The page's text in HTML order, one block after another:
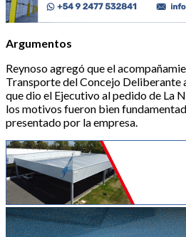
Argumentos
Reynoso agregó que el
Transporte del Concejo Deliberante
que dio el Ejecutivo al pedido de La
los motivos fueron bien
presentado por la empresa.